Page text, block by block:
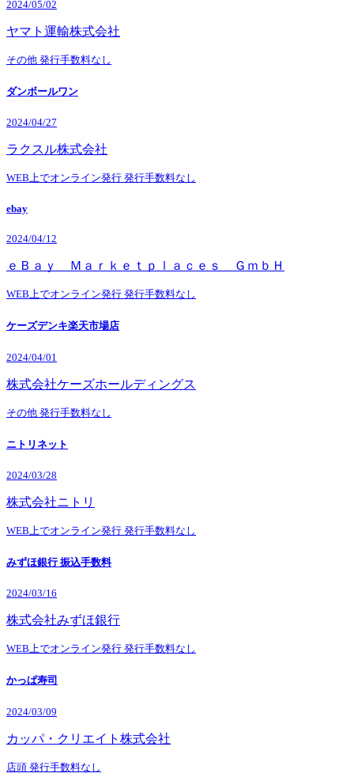
2024/05/02
ヤマト運輸株式会社
その他 発行手数料なし
ダンボールワン
2024/04/27
ラクスル株式会社
WEB上でオンライン発行 発行手数料なし
ebay
2024/04/12
ｅＢａｙ Ｍａｒｋｅｔｐｌａｃｅｓ ＧｍｂＨ
WEB上でオンライン発行 発行手数料なし
ケーズデンキ楽天市場店
2024/04/01
株式会社ケーズホールディングス
その他 発行手数料なし
ニトリネット
2024/03/28
株式会社ニトリ
WEB上でオンライン発行 発行手数料なし
みずほ銀行 振込手数料
2024/03/16
株式会社みずほ銀行
WEB上でオンライン発行 発行手数料なし
かっぱ寿司
2024/03/09
カッパ・クリエイト株式会社
店頭 発行手数料なし